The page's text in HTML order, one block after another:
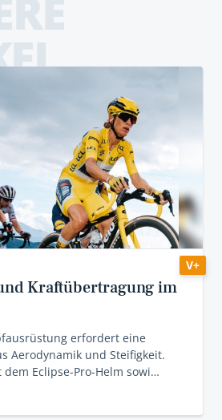
V+
Kraftübertragung im
erfordert eine
Aerodynamik und Steifigkeit.
Eclipse-Pro-Helm sowi…